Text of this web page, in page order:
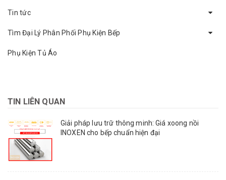
Tin tức
Tìm Đại Lý Phân Phối Phụ Kiện Bếp
Phụ Kiện Tủ Áo
TIN LIÊN QUAN
Giải pháp lưu trữ thông minh: Giá xoong nồi
INOXEN cho bếp chuẩn hiện đại